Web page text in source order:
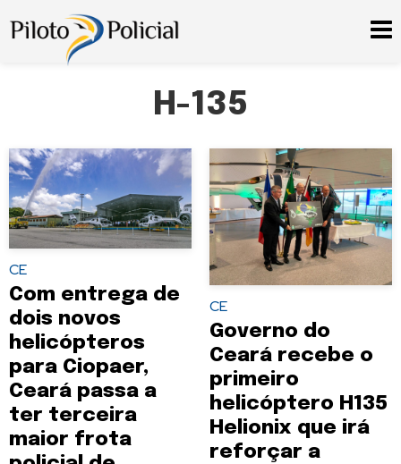
H-135
CE
Com entrega de
dois novos
helicópteros
para Ciopaer,
Ceará passa a
ter terceira
maior frota
CE
Governo do
Ceará recebe o
primeiro
helicóptero H135
Helionix que irá
reforçar a